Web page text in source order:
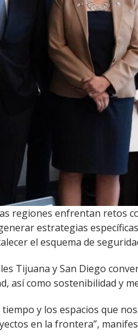
regiones enfrentan retos
estrategias
el esquema de
Tijuana y San Diego
así como sostenibilidad y
y los espacios que
en la frontera”,